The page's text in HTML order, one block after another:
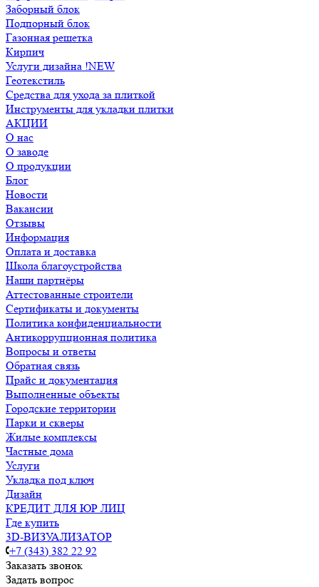
Заборный блок
Подпорный блок
Газонная решетка
Кирпич
Услуги дизайна !NEW
Геотекстиль
Средства для ухода за плиткой
Инструменты для укладки плитки
АКЦИИ
О нас
О заводе
О продукции
Блог
Новости
Вакансии
Отзывы
Информация
Оплата и доставка
Школа благоустройства
Наши партнёры
Аттестованные строители
Сертификаты и документы
Политика конфиденциальности
Антикоррупционная политика
Вопросы и ответы
Обратная связь
Прайс и документация
Выполненные объекты
Городские территории
Парки и скверы
Жилые комплексы
Частные дома
Услуги
Укладка под ключ
Дизайн
КРЕДИТ ДЛЯ ЮР ЛИЦ
Где купить
3D-ВИЗУАЛИЗАТОР
+7 (343) 382 22 92
Заказать звонок
Задать вопрос